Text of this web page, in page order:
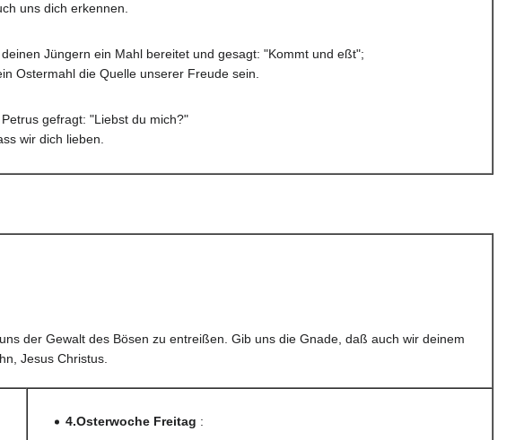
uns dich erkennen.
Jüngern ein Mahl bereitet und gesagt: "Kommt und eßt";
Ostermahl die Quelle unserer Freude sein.
gefragt: "Liebst du mich?"
wir dich lieben.
der Gewalt des Bösen zu entreißen. Gib uns die Gnade, daß auch wir deinem
Jesus Christus.
4.Osterwoche Freitag :